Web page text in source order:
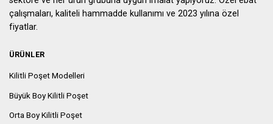
çalışmaları, kaliteli hammadde kullanımı ve 2023 yılına özel
fiyatlar.
ÜRÜNLER
Kilitli Poşet Modelleri
Büyük Boy Kilitli Poşet
Orta Boy Kilitli Poşet